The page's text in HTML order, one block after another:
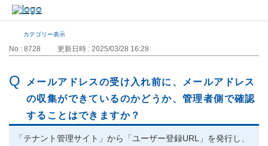
カテゴリー表示
No : 8728 更新日時 : 2025/03/28 16:28
メールアドレスの受け入れ前に、メールアドレス
の収集ができているのかどうか、管理者側で確認
することはできますか？
「テナント管理サイト」から「ユーザー登録URL」を発行し、